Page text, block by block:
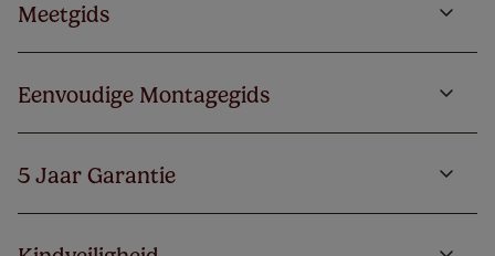
Meetgids
Eenvoudige Montagegids
5 Jaar Garantie